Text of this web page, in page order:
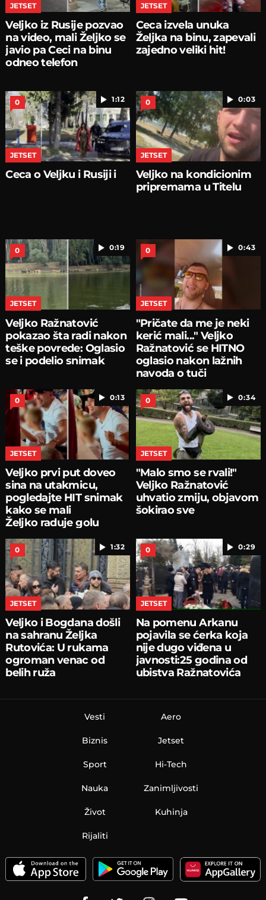
JETSET
Veljko iz Rusije pozvao
na video, mali Željko se
javio pa Ceci na binu
odneo telefon
JETSET
Ceca izvela unuka
Željka na binu, zapevali
zajedno veliki hit!
1:12
0
JETSET
Ceca o Veljku i Rusiji i
0:03
0
JETSET
Veljko na kondicionim
pripremama u Titelu
0:19
0
JETSET
Veljko Ražnatović
pokazao šta radi nakon
teške povrede: Oglasio
se i podelio snimak
0:43
0
JETSET
"Pričate da me je neki
kerić mali..." Veljko
Ražnatović se HITNO
oglasio nakon lažnih
navoda o tuči
0:13
0
JETSET
Veljko prvi put doveo
sina na utakmicu,
pogledajte HIT snimak
kako se mali
Željko raduje golu
0:34
0
JETSET
"Malo smo se rvali!"
Veljko Ražnatović
uhvatio zmiju, objavom
šokirao sve
1:32
0
JETSET
Veljko i Bogdana došli
na sahranu Željka
Rutovića: U rukama
ogroman venac od
belih ruža
0:29
0
JETSET
Na pomenu Arkanu
pojavila se ćerka koja
nije dugo viđena u
javnosti:25 godina od
ubistva Ražnatovića
Vesti
Biznis
Sport
Nauka
Aero
Jetset
Hi-Tech
Zanimljivosti
Život Kuhinja
Rijaliti